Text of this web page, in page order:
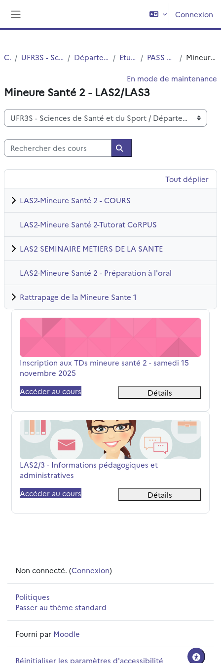
Connexion
Cours UFR3S - Sciences de Santé et du Sport Département UFR3S - Médecine Etudes Medicales PASS et Mineure Santé LAS Mineure Santé 2 - LAS2/LAS3
En mode de maintenance
Mineure Santé 2 - LAS2/LAS3
Catégories de cours
Rechercher des cours
Rechercher des cours
Tout déplier
LAS2-Mineure Santé 2 - COURS
LAS2-Mineure Santé 2-Tutorat CoRPUS
LAS2 SEMINAIRE METIERS DE LA SANTE
LAS2-Mineure Santé 2 - Préparation à l'oral
Rattrapage de la Mineure Sante 1
Inscription aux TDs mineure santé 2 - samedi 15
Nom du cours
Inscription aux TDs mineure santé 2 - samedi 15
novembre 2025
Accéder au cours
Détails
LAS2/3 - Informations pédagogiques et administratives
Nom du cours
LAS2/3 - Informations pédagogiques et
administratives
Accéder au cours
Détails
Non connecté. (Connexion)
Politiques
Passer au thème standard
Fourni par Moodle
Réinitialiser les paramètres d'accessibilité